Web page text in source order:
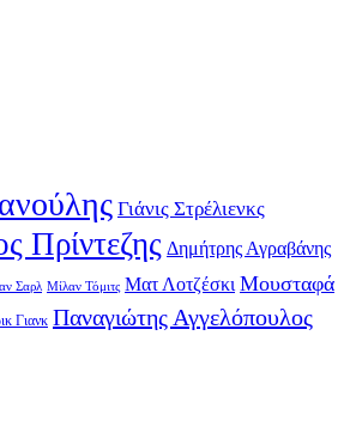
Γιάνις Στρέλιενκς
Πρίντεζης Δημήτρης Αγραβάνης
Σαρλ Μίλαν Τόμιτς Ματ Λοτζέσκι Μουσταφά
Γιανκ Παναγιώτης Αγγελόπουλος